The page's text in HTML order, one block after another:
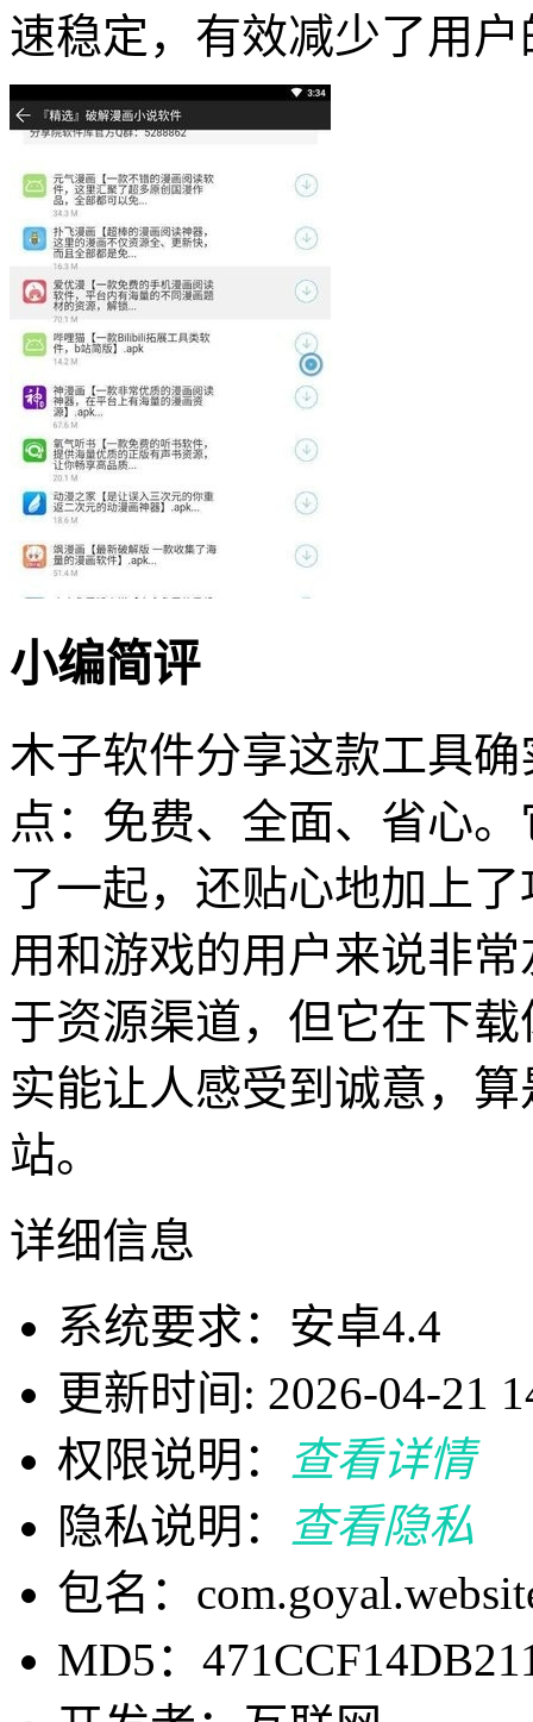
速稳定，有效减少了用
小编简评
木子软件分享这款工具
点：免费、全面、省心
了一起，还贴心地加上
用和游戏的用户来说非
于资源渠道，但它在下
实能让人感受到诚意，
站。
详细信息
系统要求：安卓4.4
更新时间: 2026-04-21
权限说明：
查看详情
隐私说明：
查看隐私
包名：
MD5：